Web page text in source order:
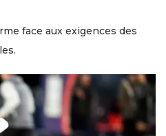
face aux exigences des